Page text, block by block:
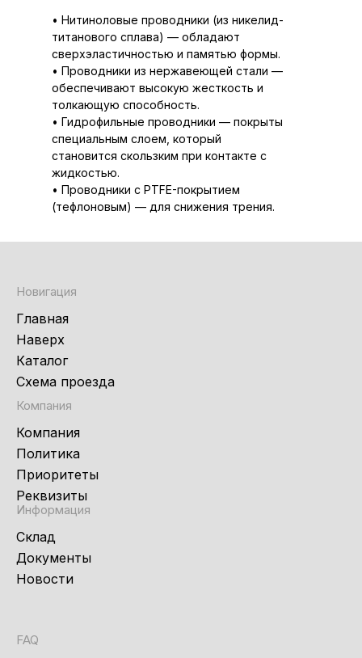
• Нитиноловые проводники (из никелид-
титанового сплава) — обладают
сверхэластичностью и памятью формы.
• Проводники из нержавеющей стали —
обеспечивают высокую жесткость и
толкающую способность.
• Гидрофильные проводники — покрыты
специальным слоем, который
становится скользким при контакте с
жидкостью.
• Проводники с PTFE-покрытием
(тефлоновым) — для снижения трения.
Новигация
Главная
Наверх
Каталог
Схема проезда
Компания
Компания
Политика
Приоритеты
Реквизиты
Информация
Склад
Документы
Новости
FAQ